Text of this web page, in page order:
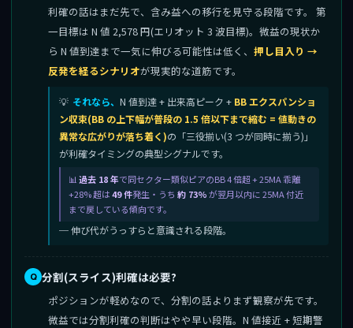
利確の話はまだ先で、含み益への移行を見守る段階です。 第
一目標は N 値 2,578 円(エリオット 3 波目標)。微益の現状か
ら N 値到達まで一気に伸びる可能性は低く、 押し目入り →
反発を経るシナリオが現実的な道筋です。
それなら、 N 値到達 + 出来高ピーク + BB エクスパンショ
ン収束(BB の上下幅が普段の 1.5 倍以下まで縮む = 値動きの
異常な広がりが落ち着く)の「三役揃い(3 つが同時に揃う)」
が利確タイミングの典型シグナルです。
過去 18 年で同セクター類似ピアのBB 4 倍超 + 25MA 乖離
+28% 超は49 件発生・うち 約 73%が翌月以内に 25MA 付近
まで戻している傾向です。
─ 伸び代がうっすらと意識される段階。
分割(スライス)利確は必要?
ポジションが軽めなので、分割の話よりまず観察が先です。
微益では分割利確の判断はやや早い段階。N 値接近 + 短期警